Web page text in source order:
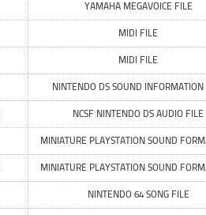
YAMAHA MEGAVOICE FILE
MIDI FILE
MIDI FILE
NINTENDO DS SOUND
NCSF NINTENDO DS AUDIO FILE
MINIATURE PLAYSTATION SOUND
MINIATURE PLAYSTATION SOUND
NINTENDO 64 SONG FILE